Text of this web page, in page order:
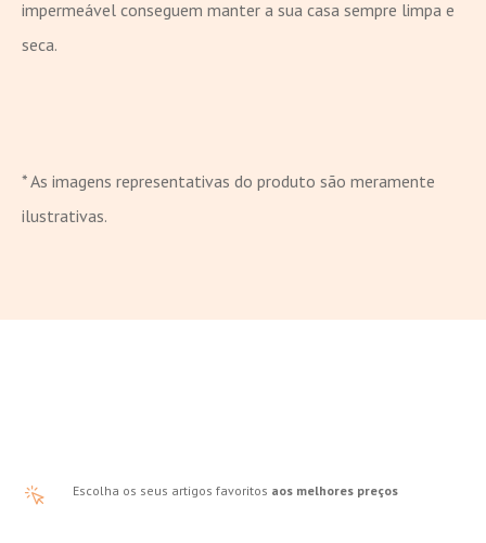
impermeável conseguem manter a sua casa sempre limpa e
seca.
* As imagens representativas do produto são meramente
ilustrativas.
Escolha os seus artigos favoritos aos melhores preços